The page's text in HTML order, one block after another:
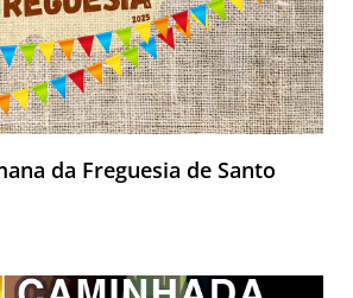
da Freguesia de Santo